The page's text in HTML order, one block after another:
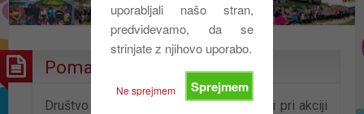
uporabljali našo stran,
predvidevamo, da se
strinjate z njihovo uporabo.
Sprejmem
Ne sprejmem
Pomagali smo Katji Zalar!
Društvo Vesele nogice je pomagalo tudi pri akciji